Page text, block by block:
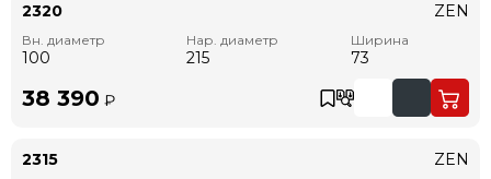
2320
Вн. диаметр
100
Нар. диаметр
215
Ширина
73
ZEN
38 390 ₽
2315 ZEN